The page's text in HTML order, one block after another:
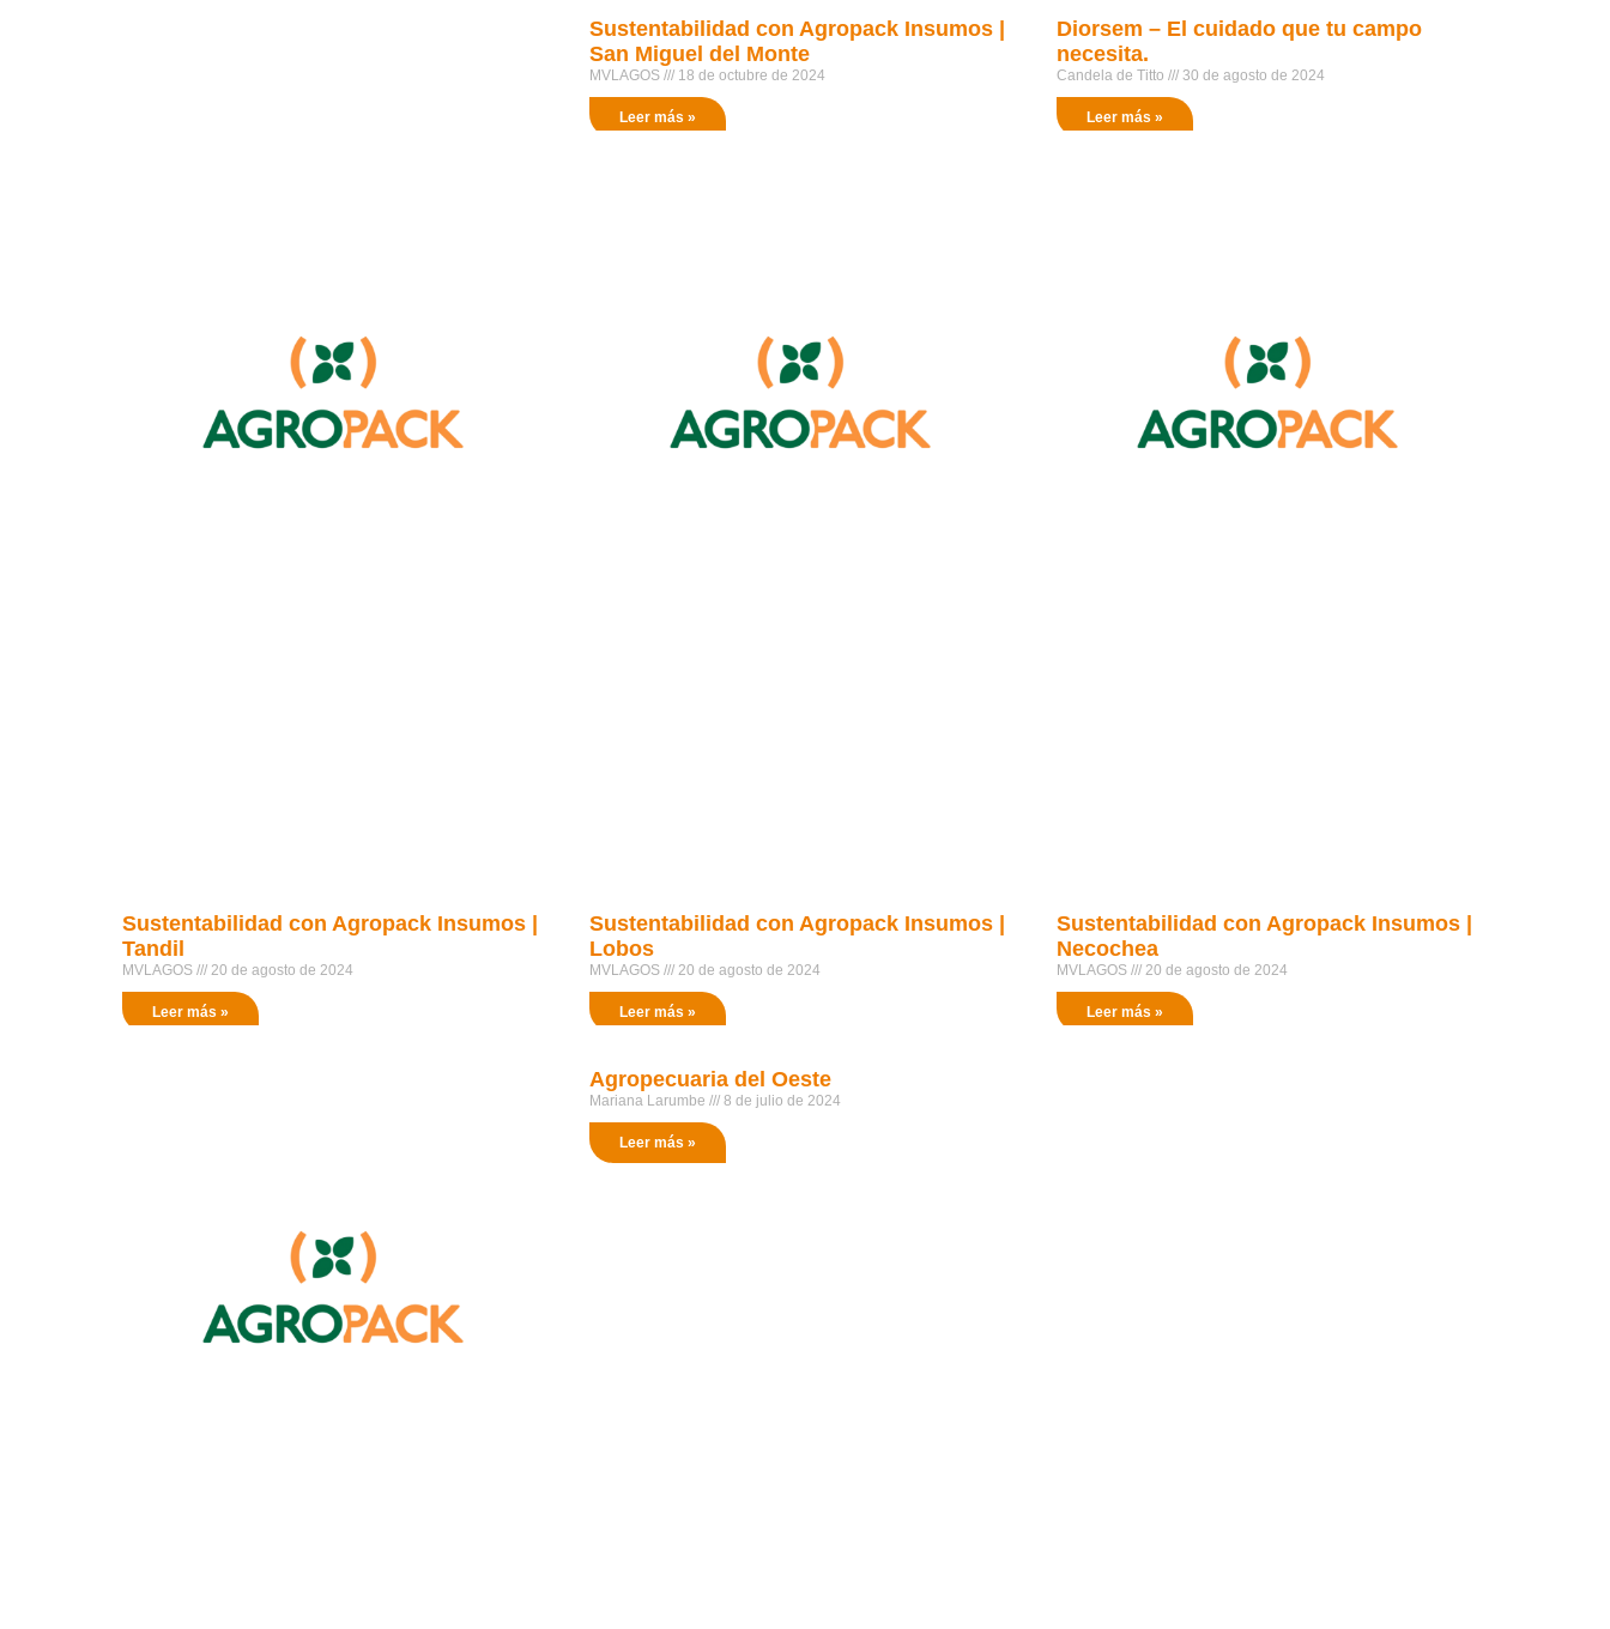
Sustentabilidad con Agropack Insumos |
San Miguel del Monte
MVLAGOS 18 de octubre de 2024
Leer más »
Diorsem – El cuidado que tu campo
necesita.
Candela de Titto 30 de agosto de 2024
Leer más »
Sustentabilidad con Agropack Insumos |
Tandil
MVLAGOS 20 de agosto de 2024
Leer más »
Sustentabilidad con Agropack Insumos |
Lobos
MVLAGOS 20 de agosto de 2024
Leer más »
Sustentabilidad con Agropack Insumos |
Necochea
MVLAGOS 20 de agosto de 2024
Leer más »
Agropecuaria del Oeste
Mariana Larumbe 8 de julio de 2024
Leer más »